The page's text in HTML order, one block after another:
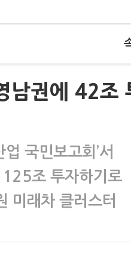
남권에 42조
국민보고회’서
조 투자하기로
미래차 클러스터